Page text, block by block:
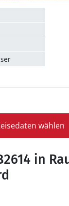
wählen
in